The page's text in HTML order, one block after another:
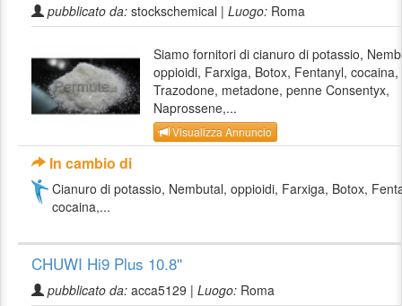
pubblicato da: stockschemical | Luogo: Roma
Siamo fornitori di cianuro di potassio,
oppioidi, Farxiga, Botox, Fentanyl, cocaina,
Trazodone, metadone, penne Consentyx,
Naprossene,...
Visualizza Annuncio
In cambio di
Cianuro di potassio, Nembutal, oppioidi, Farxiga, Botox,
cocaina,...
CHUWI Hi9 Plus 10.8''
pubblicato da: acca5129 | Luogo: Roma